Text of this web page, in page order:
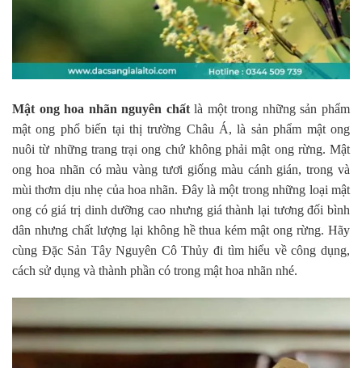
Mật ong hoa nhãn nguyên chấtlà một trong những sản phẩm
mật ong phổ biến tại thị trường Châu Á, là sản phẩm mật ong
nuôi từ những trang trại ong chứ không phải mật ong rừng. Mật
ong hoa nhãn có màu vàng tươi giống màu cánh gián, trong và
mùi thơm dịu nhẹ của hoa nhãn. Đây là một trong những loại mật
ong có giá trị dinh dưỡng cao nhưng giá thành lại tương đối bình
dân nhưng chất lượng lại không hề thua kém mật ong rừng. Hãy
cùng Đặc Sản Tây Nguyên Cô Thủy đi tìm hiểu về công dụng,
cách sử dụng và thành phần có trong mật hoa nhãn nhé.